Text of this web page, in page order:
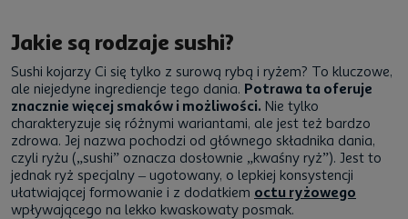
Jakie są rodzaje sushi?
Sushi kojarzy Ci się tylko z surową rybą i ryżem? To kluczowe,
ale niejedyne ingrediencje tego dania. Potrawa ta oferuje
znacznie więcej smaków i możliwości. Nie tylko
charakteryzuje się różnymi wariantami, ale jest też bardzo
zdrowa. Jej nazwa pochodzi od głównego składnika dania,
czyli ryżu („sushi” oznacza dosłownie „kwaśny ryż”). Jest to
jednak ryż specjalny – ugotowany, o lepkiej konsystencji
ułatwiającej formowanie i z dodatkiem octu ryżowego
wpływającego na lekko kwaskowaty posmak.